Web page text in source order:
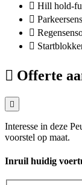
Hill hold-
Offerte
Interesse in deze
voorstel op maat.
Inruil huidig